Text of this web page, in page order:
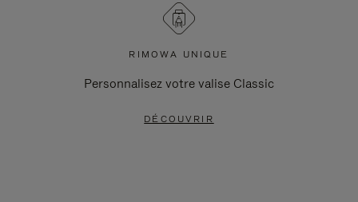
RIMOWA UNIQUE
Personnalisez votre valise Classic
DÉCOUVRIR